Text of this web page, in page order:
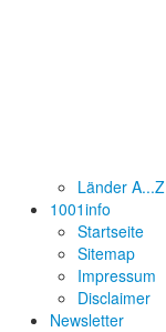
Länder A...Z
1001info
Startseite
Sitemap
Impressum
Disclaimer
Newsletter